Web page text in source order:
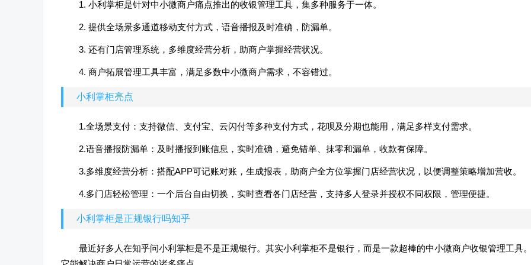
1. 小利掌柜是针对中小微商户痛点推出的收银管理工具，集多种服务于一体。
2. 提供全场景多通道移动支付方式，语音播报及时准确，防漏单。
3. 还有门店管理系统，多维度经营分析，助商户掌握经营状况。
4. 商户拓展管理工具丰富，满足多数中小微商户需求，不容错过。
小利掌柜亮点
1.全场景支付：支持微信、支付宝、云闪付等多种支付方式，花呗及分期也能用，满足多样支付需求。
2.语音播报防漏单：及时播报到账信息，实时准确，避免错单、抹零和漏单，收款有保障。
3.多维度经营分析：搭配APP可记账对账，生成报表，助商户全方位掌握门店经营状况，以便调整策略增加营收。
4.多门店轻松管理：一个后台自由切换，实时查看各门店经营，支持多人登录并授权不同权限，管理便捷。
小利掌柜是正规银行吗知乎
最近好多人在知乎问小利掌柜是不是正规银行。其实小利掌柜不是银行，而是一款超棒的中小微商户收银管理工具